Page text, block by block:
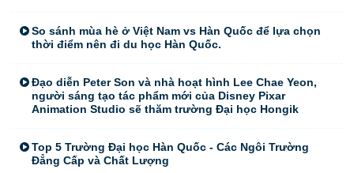
So sánh mùa hè ở Việt Nam vs Hàn Quốc để lựa chọn
thời điểm nên đi du học Hàn Quốc.
Đạo diễn Peter Son và nhà hoạt hình Lee Chae Yeon,
người sáng tạo tác phẩm mới của Disney Pixar
Animation Studio sẽ thăm trường Đại học Hongik
Top 5 Trường Đại học Hàn Quốc - Các Ngôi Trường
Đẳng Cấp và Chất Lượng